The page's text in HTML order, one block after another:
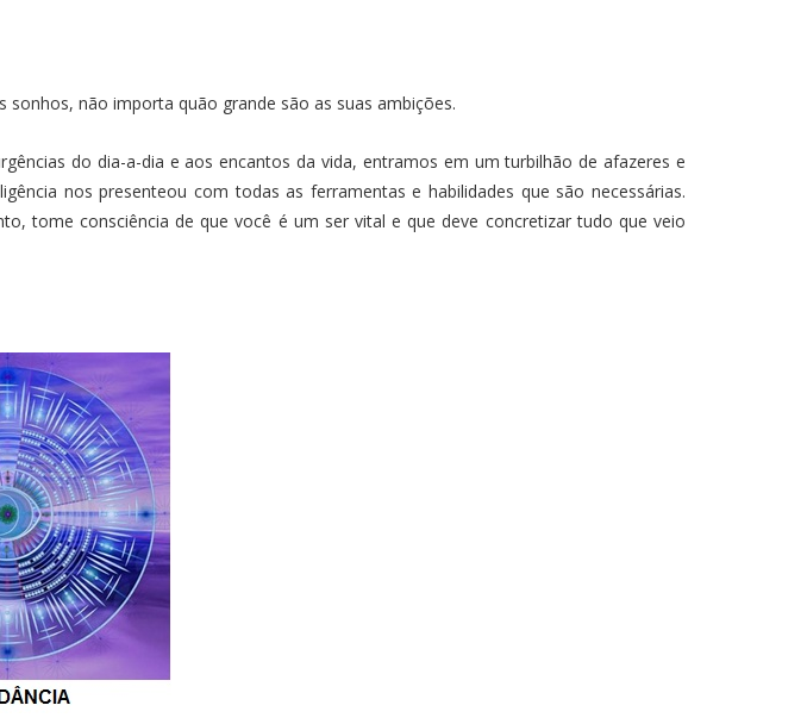
não importa quão grande são as suas ambições.
do dia-a-dia e aos encantos da vida, entramos em um turbilhão de afazeres e
nos presenteou com todas as ferramentas e habilidades que são necessárias.
tome consciência de que você é um ser vital e que deve concretizar tudo que veio